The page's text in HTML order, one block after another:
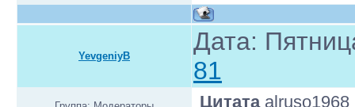
YevgeniyB
Дата:
81
Цитата alruso1968